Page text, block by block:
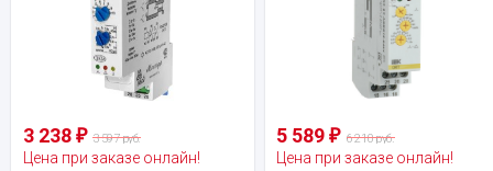
3 238 ₽ 3 597 руб.
Цена при заказе онлайн!
5 589₽ 6 210 руб.
Цена при заказе онлайн!